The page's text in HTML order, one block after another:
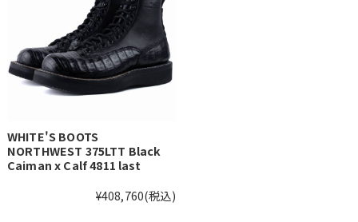
WHITE'S BOOTS
NORTHWEST 375LTT Black
Caiman x Calf 4811 last
¥408,760(税込)